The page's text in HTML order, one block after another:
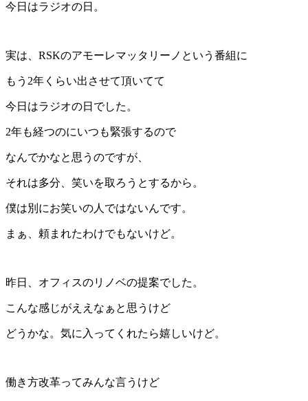
今日はラジオの日。
実は、RSKのアモーレマッタリーノという番組に
もう2年くらい出させて頂いてて
今日はラジオの日でした。
2年も経つのにいつも緊張するので
なんでかなと思うのですが、
それは多分、笑いを取ろうとするから。
僕は別にお笑いの人ではないんです。
まぁ、頼まれたわけでもないけど。
昨日、オフィスのリノベの提案でした。
こんな感じがええなぁと思うけど
どうかな。気に入ってくれたら嬉しいけど。
働き方改革ってみんな言うけど